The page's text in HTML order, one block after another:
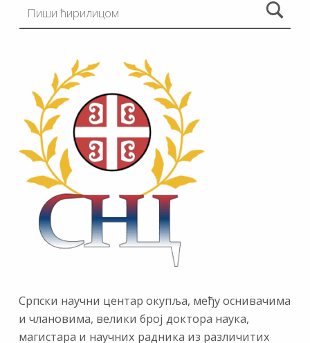
Српски научни центар окупља, међу оснивачима
и члановима, велики број доктора наука,
магистара и научних радника из различитих